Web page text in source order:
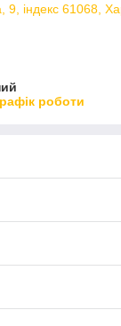
9, індекс 61068,
роботи